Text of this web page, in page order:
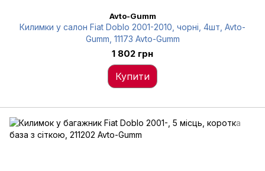
Avto-Gumm
Килимки у салон Fiat Doblo 2001-2010, чорні, 4шт, Avto-
Gumm, 11173 Avto-Gumm
1 802 грн
Купити